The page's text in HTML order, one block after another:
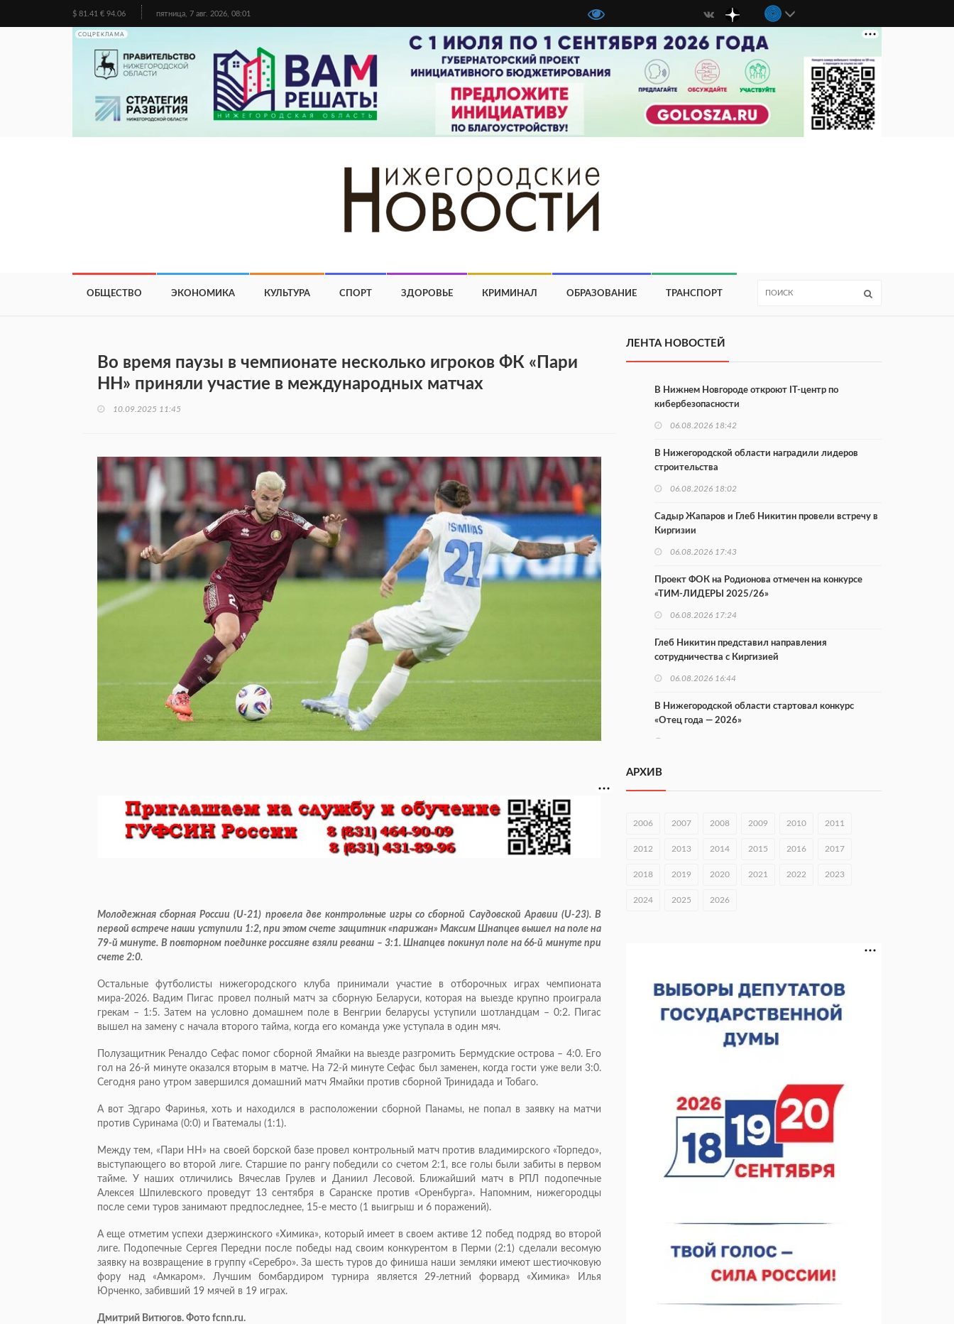
$ 81.41 € 94.06 пятница, 7 авг. 2026, 08:01
СОЦРЕКЛАМА
ОБЩЕСТВО ЭКОНОМИКА КУЛЬТУРА СПОРТ ЗДОРОВЬЕ КРИМИНАЛ ОБРАЗОВАНИЕ ТРАНСПОРТ
Во время паузы в чемпионате несколько игроков ФК «Пари
НН» приняли участие в международных матчах
10.09.2025 11:45
Молодежная сборная России (U-21) провела две контрольные игры со сборной Саудовской Аравии (U-23). В
первой встрече наши уступили 1:2, при этом счете защитник «парижан» Максим Шнапцев вышел на поле на
79-й минуте. В пов­торном поединке россияне взяли реванш – 3:1. Шнапцев покинул поле на 66-й минуте при
счете 2:0.
Остальные футболисты нижегородского клуба принимали участие в отборочных играх чемпионата
мира-2026. Вадим Пигас провел полный матч за сборную Беларуси, которая на выезде крупно проиграла
грекам – 1:5. Затем на условно домашнем поле в Венгрии беларусы уступили шотландцам – 0:2. Пигас
вышел на замену с начала второго тайма, когда его команда уже уступала в один мяч.
Полузащитник Реналдо Сефас помог сборной Ямайки на выезде разгромить Бермудские острова – 4:0. Его
гол на 26-й минуте оказался вторым в матче. На 72-й минуте Сефас был заменен, когда гости уже вели 3:0.
Сегодня рано утром завершился домашний матч Ямайки против сборной Тринидада и Тобаго.
А вот Эдгаро Фаринья, хоть и находился в расположении сборной Панамы, не попал в заявку на матчи
против Суринама (0:0) и Гватемалы (1:1).
Между тем, «Пари НН» на своей борской базе провел контрольный матч против владимирского «Торпедо»,
выступающего во второй лиге. Старшие по рангу победили со счетом 2:1, все голы были забиты в первом
тайме. У наших отличились Вячеслав Грулев и Даниил Лесовой. Ближайший матч в РПЛ подопечные
Алексея Шпилевского проведут 13 сентября в Саранске против «Оренбурга». Напомним, нижегородцы
после семи туров занимают предпоследнее, 15-е место (1 выигрыш и 6 поражений).
А еще отметим успехи дзержинского «Химика», который имеет в своем активе 12 побед подряд во второй
лиге. Подопечные Сергея Передни после победы над своим конкурентом в Перми (2:1) сделали весомую
заявку на возвращение в группу «Серебро». За шесть туров до финиша наши земляки имеют шестиочковую
фору над «Амкаром». Лучшим бомбардиром турнира является 29-летний форвард «Химика» Илья
Юрченко, забивший 19 мячей в 19 играх.
Дмитрий Витюгов. Фото fcnn.ru.
ЛЕНТА НОВОСТЕЙ
В Нижнем Новгороде откроют IT-центр по
кибербезопасности
06.08.2026 18:42
В Нижегородской области наградили лидеров
строительства
06.08.2026 18:02
Садыр Жапаров и Глеб Никитин провели встречу в
Киргизии
06.08.2026 17:43
Проект ФОК на Родионова отмечен на конкурсе
«ТИМ-ЛИДЕРЫ 2025/26»
06.08.2026 17:24
Глеб Никитин представил направления
сотрудничества с Киргизией
06.08.2026 16:44
В Нижегородской области стартовал конкурс
«Отец года — 2026»
Городец подписал соглашения с Кара-Кулем и
вырос в 1,9 раза
В Нижнем Новгороде открыли фестиваль «Семья
06.08.2026 15:26
Видели ночь, бежали всю ночь... На
Нижневолжской набережной прошел необычный
06.08.2026 15:05
Нижегородские хирурги выполнили трансоральную
операцию на щитовидной железе
06.08.2026 15:03
АРХИВ
2006 2007 2008 2009 2010 2011
2012 2013 2014 2015 2016 2017
2018 2019 2020 2021 2022 2023
2024 2025 2026